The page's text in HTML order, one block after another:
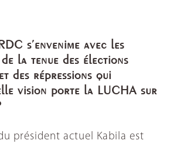
s’envenime avec les
la tenue des élections
des répressions qui
vision porte la LUCHA sur
président actuel Kabila est